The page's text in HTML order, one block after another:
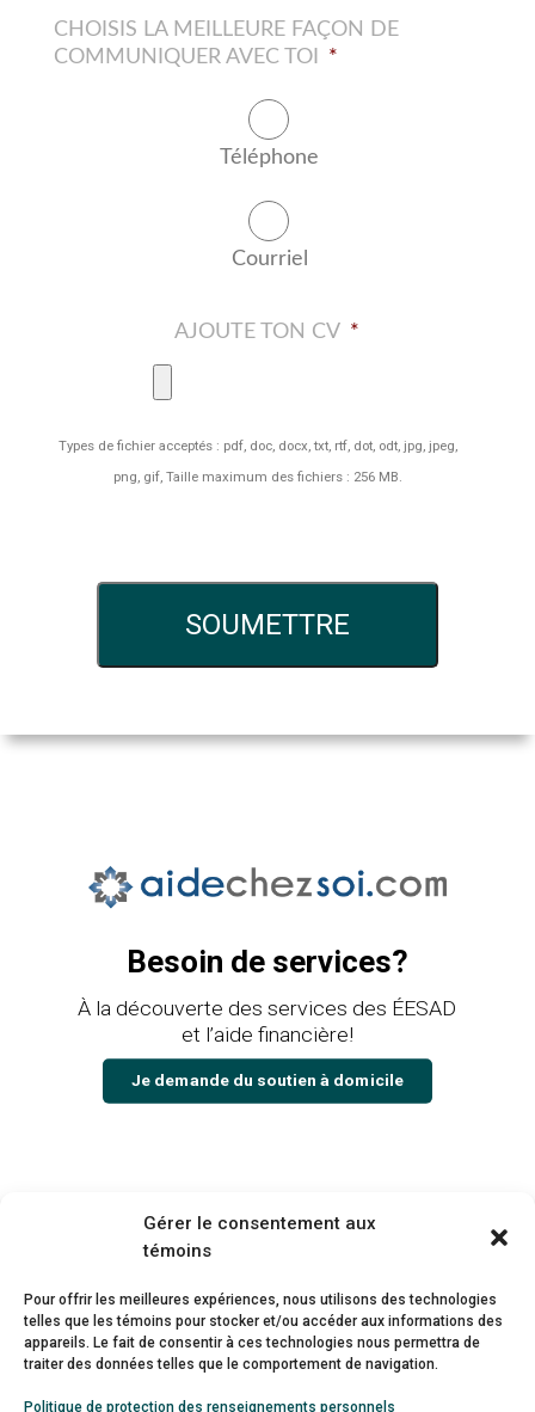
Gérer le consentement aux
témoins
Pour offrir les meilleures expériences, nous utilisons des technologies
telles que les témoins pour stocker et/ou accéder aux informations des
appareils. Le fait de consentir à ces technologies nous permettra de
traiter des données telles que le comportement de navigation.
Politique de protection des renseignements personnels
CHOISIS LA MEILLEURE FAÇON DE
COMMUNIQUER AVEC TOI
*
Téléphone
Courriel
AJOUTE TON CV *
Types de fichier acceptés : pdf, doc, docx, txt, rtf, dot, odt, jpg, jpeg,
png, gif, Taille maximum des fichiers : 256 MB.
Besoin de services?
À la découverte des services des ÉESAD
et l’aide financière!
Je demande du soutien à domicile
#AccélérezLeVirage
J’appuie les solutions proposées par le